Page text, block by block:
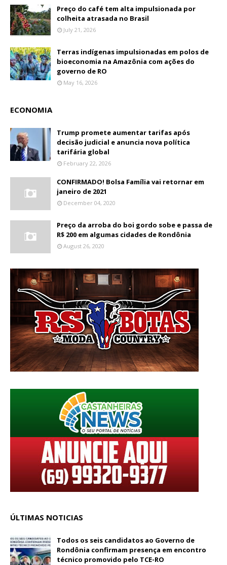
Preço do café tem alta impulsionada por
colheita atrasada no Brasil
July 21, 2026
Terras indígenas impulsionadas em polos de
bioeconomia na Amazônia com ações do
governo de RO
May 16, 2026
ECONOMIA
Trump promete aumentar tarifas após
decisão judicial e anuncia nova política
tarifária global
February 22, 2026
CONFIRMADO! Bolsa Família vai retornar em
janeiro de 2021
December 04, 2020
Preço da arroba do boi gordo sobe e passa de
R$ 200 em algumas cidades de Rondônia
August 26, 2020
ÚLTIMAS NOTICIAS
Todos os seis candidatos ao Governo de
Rondônia confirmam presença em encontro
técnico promovido pelo TCE-RO